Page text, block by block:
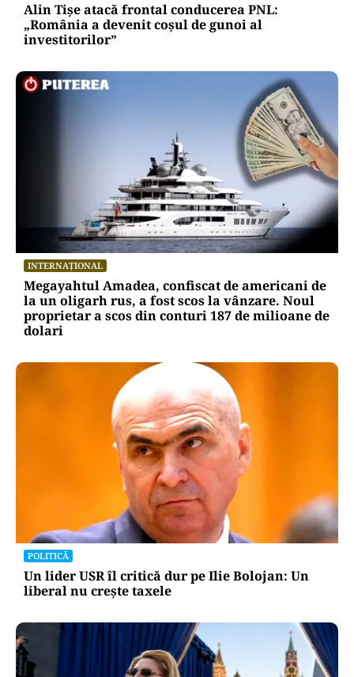
Alin Tișe atacă frontal conducerea PNL:
„România a devenit coșul de gunoi al
investitorilor”
INTERNAȚIONAL
Megayahtul Amadea, confiscat de americani de
la un oligarh rus, a fost scos la vânzare. Noul
proprietar a scos din conturi 187 de milioane de
dolari
POLITICĂ
Un lider USR îl critică dur pe Ilie Bolojan: Un
liberal nu crește taxele